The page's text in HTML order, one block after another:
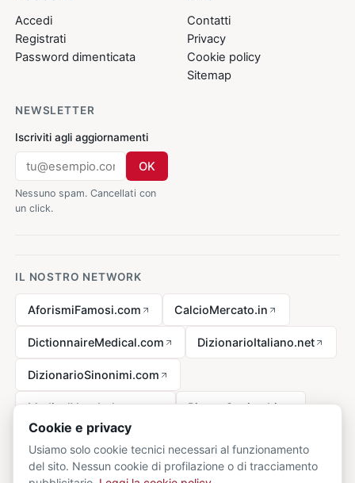
Accedi
Registrati
Password dimenticata
Contatti
Privacy
Cookie policy
Sitemap
NEWSLETTER
Iscriviti agli aggiornamenti
OK
Nessuno spam. Cancellati con
un click.
IL NOSTRO NETWORK
AforismiFamosi.com CalcioMercato.in
DictionnaireMedical.com DizionarioItaliano.net
DizionarioSinonimi.com
MedicalVocabulary.org RicetteCucina.biz
Avviso legale ai sensi della legge n. 62 del 07.03.2001
Cookie e privacy
Usiamo solo cookie tecnici necessari al funzionamento
del sito. Nessun cookie di profilazione o di tracciamento